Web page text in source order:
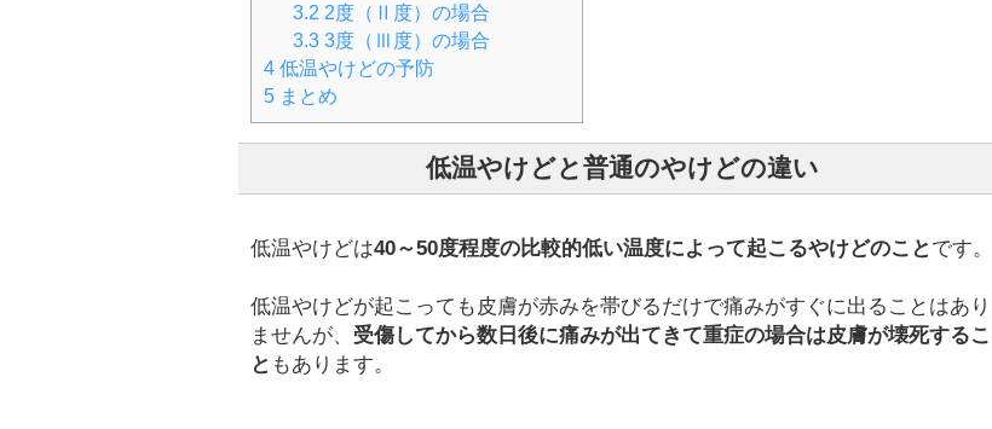
3.2 2度（Ⅱ度）の場合
3.33度（Ⅲ度）の場合
4 低温やけどの予防
5 まとめ
低温やけどと普通のやけどの違い
低温やけどは40～50度程度の比較的低い温度によって起こるやけどのこと です。
低温やけどが起こっても皮膚が赤みを帯びるだけで痛みがすぐに出ることはあり
ませんが、 受傷してから数日後に痛みが出てきて重症の場合は皮膚が壊死するこ
と もあります。